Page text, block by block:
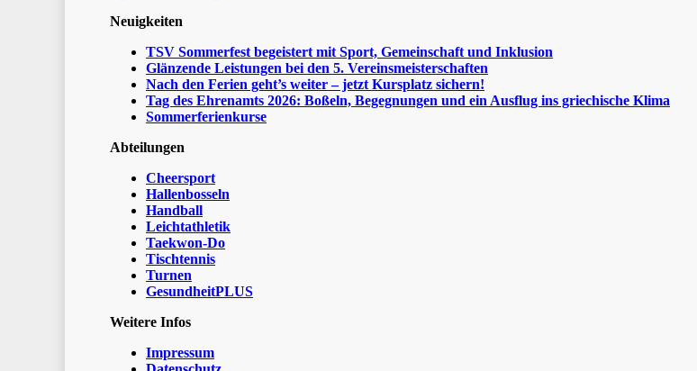
Neuigkeiten
TSV Sommerfest begeistert mit Sport, Gemeinschaft und Inklusion
Glänzende Leistungen bei den 5. Vereinsmeisterschaften
Nach den Ferien geht’s weiter – jetzt Kursplatz sichern!
Tag des Ehrenamts 2026: Boßeln, Begegnungen und ein Ausflug ins griechische Klima
Sommerferienkurse
Abteilungen
Cheersport
Hallenbosseln
Handball
Leichtathletik
Taekwon-Do
Tischtennis
Turnen
GesundheitPLUS
Weitere Infos
Impressum